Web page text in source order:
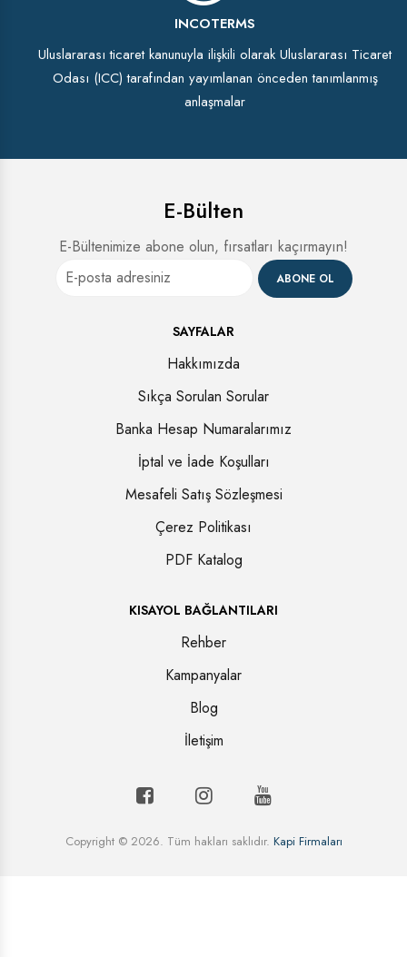
INCOTERMS
Uluslararası ticaret kanunuyla ilişkili olarak Uluslararası Ticaret
Odası (ICC) tarafından yayımlanan önceden tanımlanmış
anlaşmalar
E-Bülten
E-Bültenimize abone olun, fırsatları kaçırmayın!
ABONE OL
SAYFALAR
Hakkımızda
Sıkça Sorulan Sorular
Banka Hesap Numaralarımız
İptal ve İade Koşulları
Mesafeli Satış Sözleşmesi
Çerez Politikası
PDF Katalog
KISAYOL BAĞLANTILARI
Rehber
Kampanyalar
Blog
İletişim
Copyright © 2026. Tüm hakları saklıdır. Kapi Firmaları